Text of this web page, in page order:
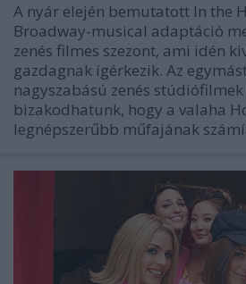
A nyár elején bemutatott In the
Broadway-musical adaptáció
zenés filmes szezont, ami idén
gazdagnak ígérkezik. Az
nagyszabású zenés
bizakodhatunk, hogy a valaha
legnépszerűbb műfajának